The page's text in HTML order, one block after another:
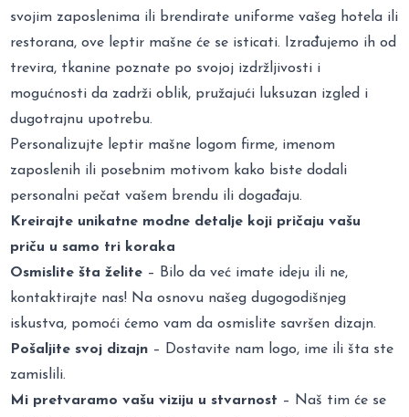
svojim zaposlenima ili brendirate uniforme vašeg hotela ili
restorana, ove leptir mašne će se isticati. Izrađujemo ih od
trevira, tkanine poznate po svojoj izdržljivosti i
mogućnosti da zadrži oblik, pružajući luksuzan izgled i
dugotrajnu upotrebu.
Personalizujte leptir mašne logom firme, imenom
zaposlenih ili posebnim motivom kako biste dodali
personalni pečat vašem brendu ili događaju.
Kreirajte unikatne modne detalje koji pričaju vašu
priču u samo tri koraka
Osmislite šta želite – Bilo da već imate ideju ili ne,
kontaktirajte nas! Na osnovu našeg dugogodišnjeg
iskustva, pomoći ćemo vam da osmislite savršen dizajn.
Pošaljite svoj dizajn – Dostavite nam logo, ime ili šta ste
zamislili.
Mi pretvaramo vašu viziju u stvarnost – Naš tim će se